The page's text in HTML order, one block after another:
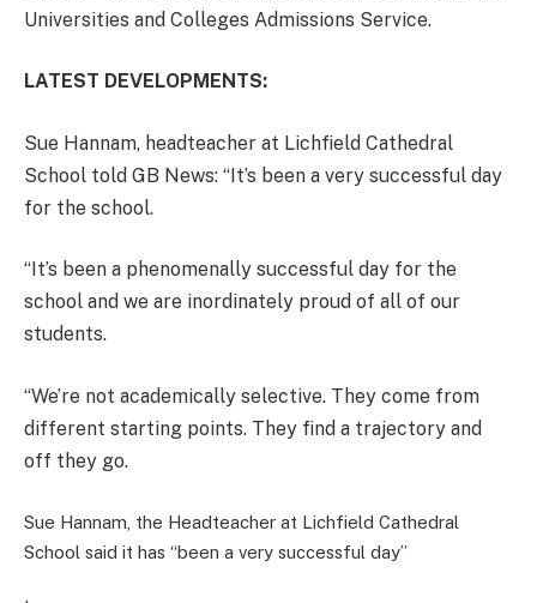
Universities and Colleges Admissions Service.
LATEST DEVELOPMENTS:
Sue Hannam, headteacher at Lichfield Cathedral
School told GB News: “It’s been a very successful day
for the school.
“It’s been a phenomenally successful day for the
school and we are inordinately proud of all of our
students.
“We’re not academically selective. They come from
different starting points. They find a trajectory and
off they go.
Sue Hannam, the Headteacher at Lichfield Cathedral
School said it has “been a very successful day”